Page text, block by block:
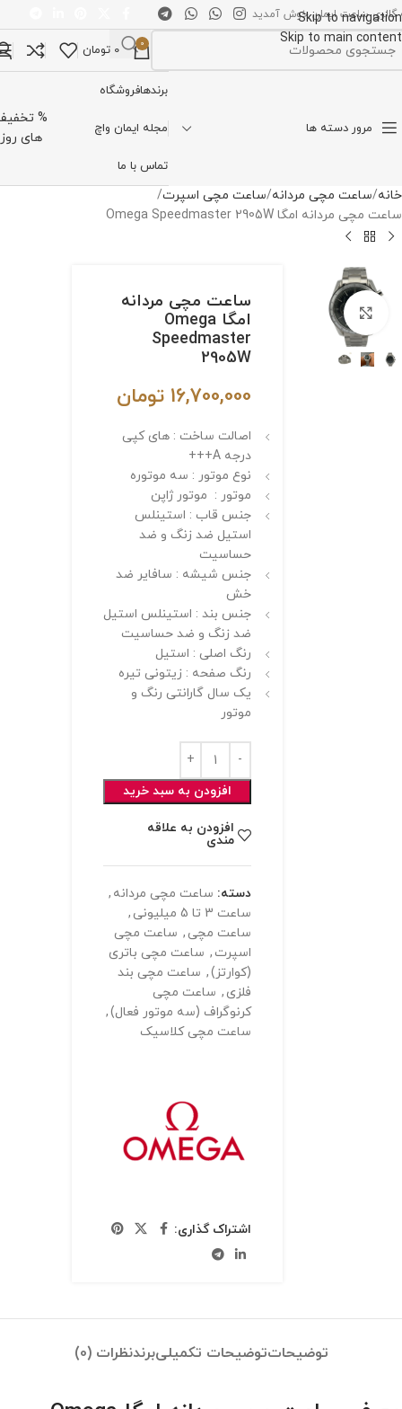
Skip to navigation
Skip to main content
گالری ساعت ایمان خوش آمدید
0
0 تومان
مرور دسته ها
برندهافروشگاه
مجله ایمان واچ
تماس با ما
%
های روز
خانه ساعت مچی مردانه ساعت مچی اسپرت
ساعت مچی مردانه امگا Omega Speedmaster 2905W
برای بزرگنمایی کلیک کنیدساعت مچی مردانه
امگا Omega
Speedmaster
2905W
16,700,000 تومان
اصالت ساخت : های کپی
درجه A+++
نوع موتور : سه موتوره
موتور : موتور ژاپن
جنس قاب : استینلس
استیل ضد زنگ و ضد
حساسیت
جنس شیشه : سافایر ضد
خش
جنس بند : استینلس استیل
ضد زنگ و ضد حساسیت
رنگ اصلی : استیل
رنگ صفحه : زیتونی تیره
یک سال گارانتی رنگ و
موتور
افزودن به سبد خرید
افزودن به علاقه
مندی
دسته: ساعت مچی مردانه ,
ساعت 3 تا 5 میلیونی
,
ساعت مچی , ساعت مچی
اسپرت , ساعت مچی باتری
(کوارتز), ساعت مچی بند
فلزی , ساعت مچی
کرنوگراف (سه موتور فعال),
ساعت مچی کلاسیک
اشتراک گذاری:
توضیحاتتوضیحات تکمیلیبرندنظرات (0)